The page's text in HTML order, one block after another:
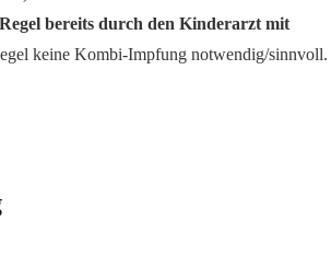
bereits durch den Kinderarzt mit
keine Kombi-Impfung notwendig/sinnvoll.